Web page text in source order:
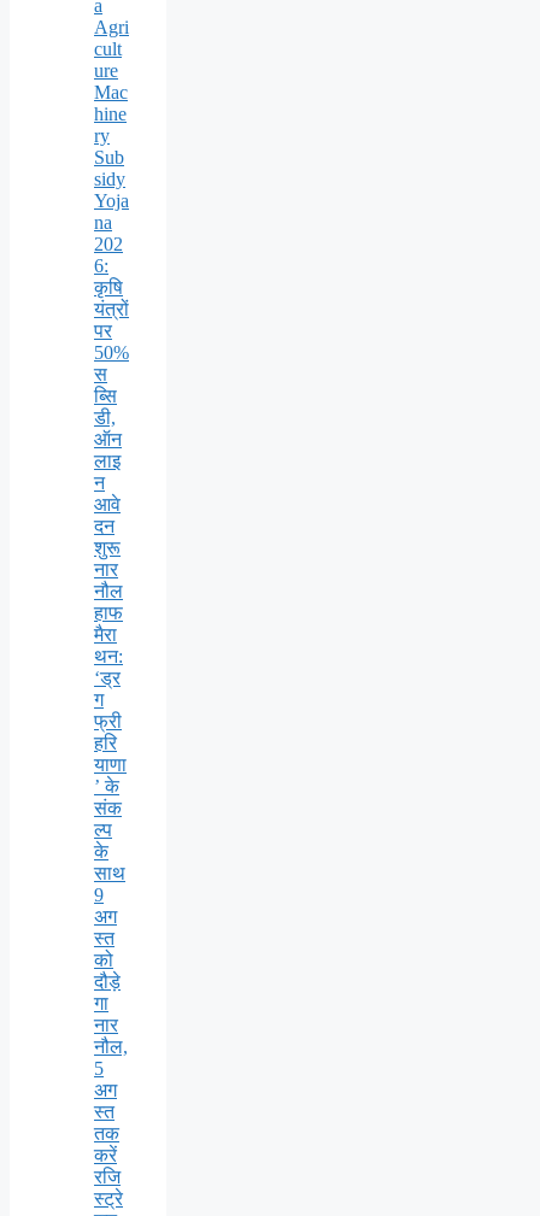
a
Agri
cult
ure
Mac
hine
ry
Sub
sidy
Yoja
na
202
6:
कृषि
यंत्रों
पर
50%
स
ब्सि
डी,
ऑन
लाइ
न
आवे
दन
शुरू
नार
नौल
हाफ
मैरा
थन:
‘ड्र
ग
फ्री
हरि
याणा
’ के
संक
ल्प
के
साथ
9
अग
स्त
को
दौड़े
गा
नार
नौल,
5
अग
स्त
तक
करें
रजि
स्ट्रे